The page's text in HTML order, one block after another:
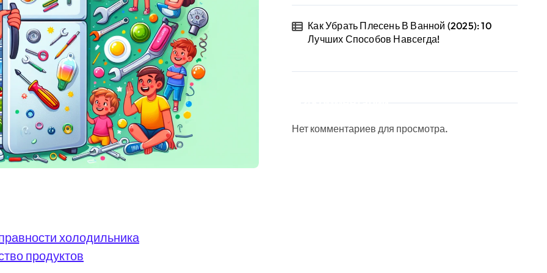
холодильника
продуктов
Как Убрать Плесень В Ванной (2025): 10
Лучших Способов Навсегда!
Нет комментариев для просмотра.